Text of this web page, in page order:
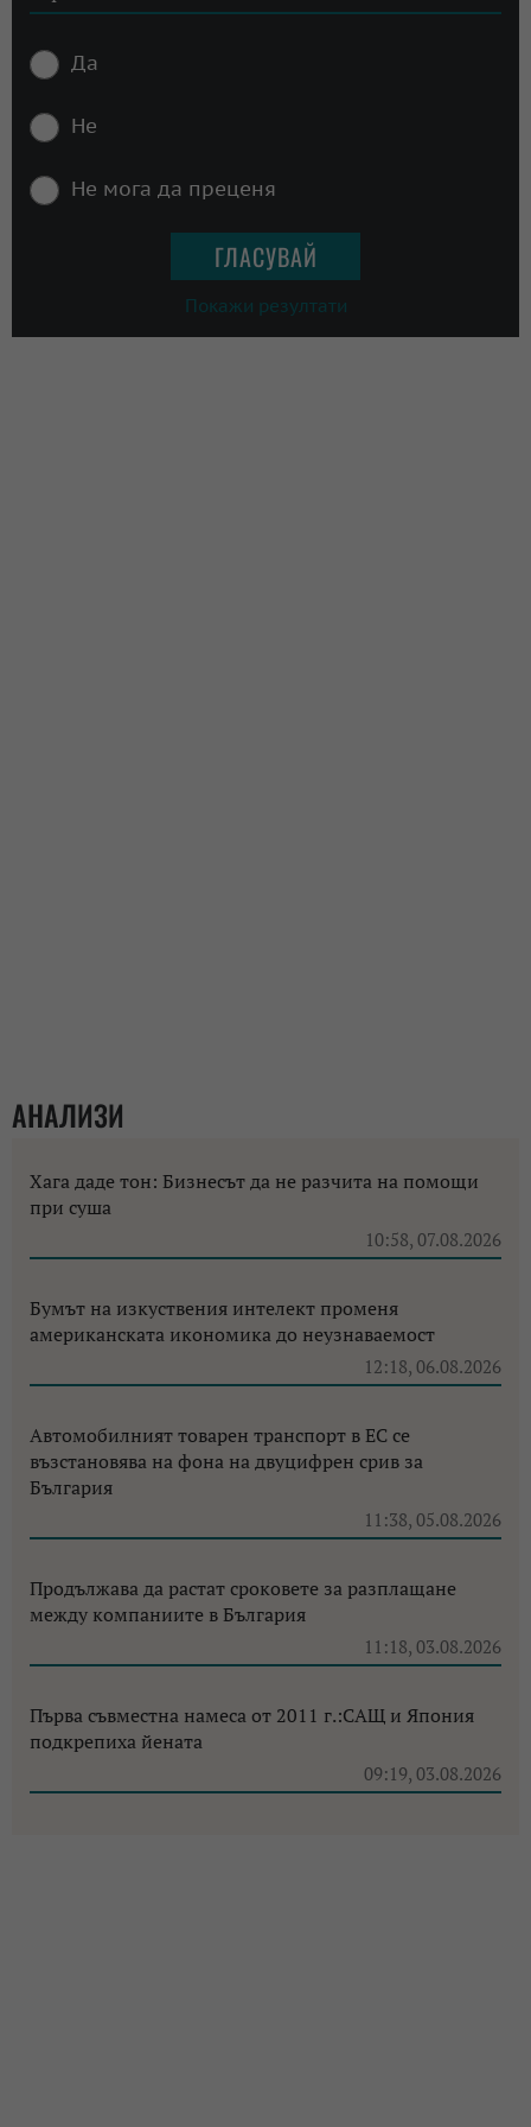
Да
Не
Не мога да преценя
Покажи резултати
АНАЛИЗИ
Хага даде тон: Бизнесът да не разчита на помощи
при суша
10:58, 07.08.2026
Бумът на изкуствения интелект променя
американската икономика до неузнаваемост
12:18, 06.08.2026
Автомобилният товарен транспорт в ЕС се
възстановява на фона на двуцифрен срив за
България
11:38, 05.08.2026
Продължава да растат сроковете за разплащане
между компаниите в България
11:18, 03.08.2026
Първа съвместна намеса от 2011 г.:САЩ и Япония
подкрепиха йената
09:19, 03.08.2026